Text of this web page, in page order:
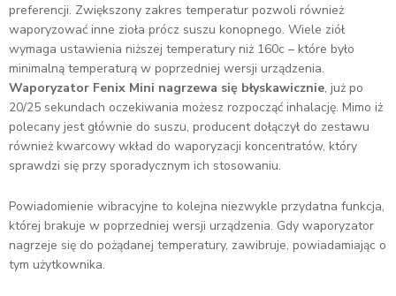
preferencji. Zwiększony zakres temperatur pozwoli również
waporyzować inne zioła prócz suszu konopnego. Wiele ziół
wymaga ustawienia niższej temperatury niż 160c – które było
minimalną temperaturą w poprzedniej wersji urządzenia.
Waporyzator Fenix Mini nagrzewa się błyskawicznie, już po
20/25 sekundach oczekiwania możesz rozpocząć inhalację. Mimo iż
polecany jest głównie do suszu, producent dołączył do zestawu
również kwarcowy wkład do waporyzacji koncentratów, który
sprawdzi się przy sporadycznym ich stosowaniu.
Powiadomienie wibracyjne to kolejna niezwykle przydatna funkcja,
której brakuje w poprzedniej wersji urządzenia. Gdy waporyzator
nagrzeje się do pożądanej temperatury, zawibruje, powiadamiając o
tym użytkownika.